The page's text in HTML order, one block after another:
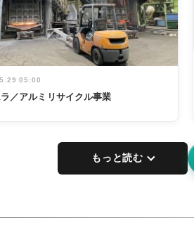
05:00
／アルミリサイクル事業
もっと読む